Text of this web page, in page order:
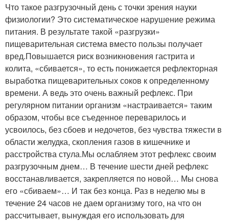
Что такое разгрузочный день с точки зрения науки
физиологии? Это систематическое нарушение режима
питания. В результате такой «разгрузки»
пищеварительная система вместо пользы получает
вред.Повышается риск возникновения гастрита и
колита, «сбивается», то есть понижается рефлекторная
выработка пищеварительных соков к определенному
времени. А ведь это очень важный рефлекс. При
регулярном питании организм «настраивается» таким
образом, чтобы все съеденное переварилось и
усвоилось, без сбоев и недочетов, без чувства тяжести в
области желудка, скопления газов в кишечнике и
расстройства стула.Мы ослабляем этот рефлекс своим
разгрузочным днем… В течение шести дней рефлекс
восстанавливается, закрепляется по новой… Мы снова
его «сбиваем»… И так без конца. Раз в неделю мы в
течение 24 часов не даем организму того, на что он
рассчитывает, вынуждая его использовать для